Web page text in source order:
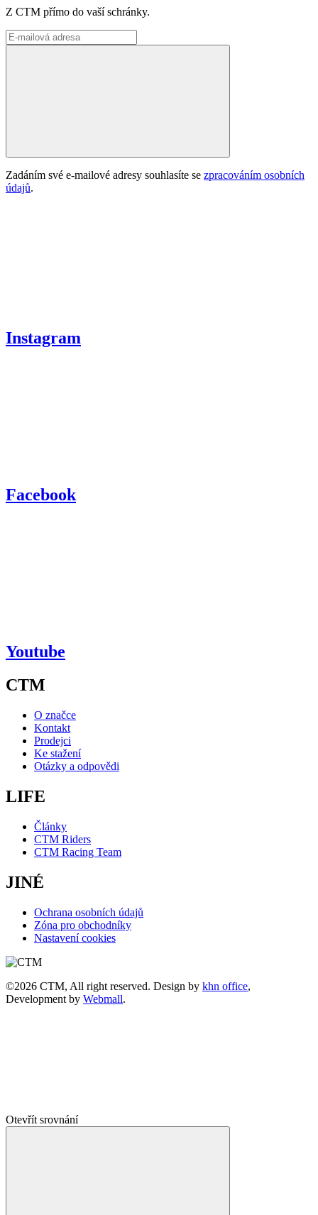
Z CTM přímo do vaší schránky.
Zadáním své e-mailové adresy souhlasíte se zpracováním osobních
údajů.
Instagram
Facebook
Youtube
CTM
O značce
Kontakt
Prodejci
Ke stažení
Otázky a odpovědi
LIFE
Články
CTM Riders
CTM Racing Team
JINÉ
Ochrana osobních údajů
Zóna pro obchodníky
Nastavení cookies
©2026 CTM, All right reserved. Design by khn office,
Development by Webmall.
Otevřít srovnání